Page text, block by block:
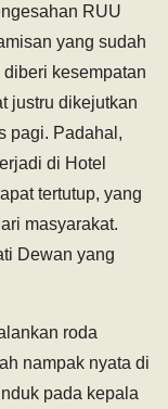
RUU
yang sudah
kesempatan
justru dikejutkan
pagi. Padahal,
di Hotel
tertutup, yang
masyarakat.
Dewan yang
roda
nampak nyata di
pada kepala